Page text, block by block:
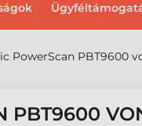
PowerScan PBT9600
PBT9600